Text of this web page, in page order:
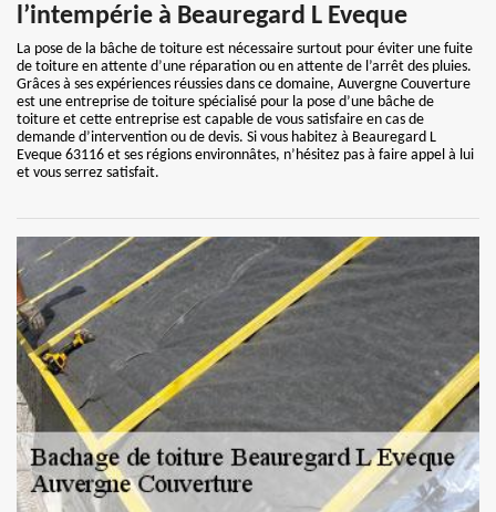
l’intempérie à Beauregard L Eveque
La pose de la bâche de toiture est nécessaire surtout pour éviter une fuite
de toiture en attente d’une réparation ou en attente de l’arrêt des pluies.
Grâces à ses expériences réussies dans ce domaine, Auvergne Couverture
est une entreprise de toiture spécialisé pour la pose d’une bâche de
toiture et cette entreprise est capable de vous satisfaire en cas de
demande d’intervention ou de devis. Si vous habitez à Beauregard L
Eveque 63116 et ses régions environnâtes, n’hésitez pas à faire appel à lui
et vous serrez satisfait.